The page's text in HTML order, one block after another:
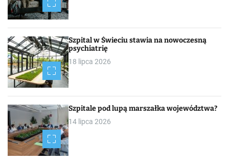
Szpital w Świeciu stawia na nowoczesną
psychiatrię
18 lipca 2026
Szpitale pod lupą marszałka województwa?
14 lipca 2026